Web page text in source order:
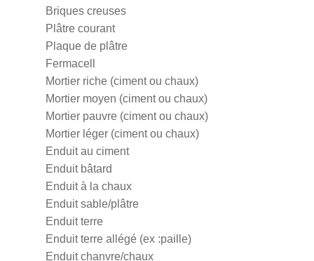
Briques creuses
Plâtre courant
Plaque de plâtre
Fermacell
Mortier riche (ciment ou chaux)
Mortier moyen (ciment ou chaux)
Mortier pauvre (ciment ou chaux)
Mortier léger (ciment ou chaux)
Enduit au ciment
Enduit bâtard
Enduit à la chaux
Enduit sable/plâtre
Enduit terre
Enduit terre allégé (ex :paille)
Enduit chanvre/chaux